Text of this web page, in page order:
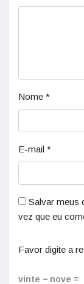
Nome *
E-mail *
Salvar meus
vez que eu
Favor digite a
vinte − nove =